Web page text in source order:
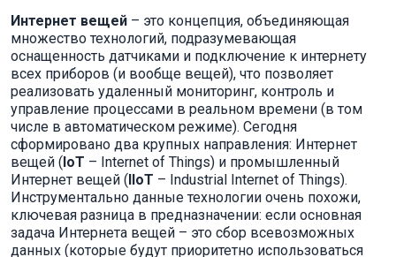
Интернет вещей – это концепция, объединяющая
множество технологий, подразумевающая
оснащенность датчиками и подключение к интернету
всех приборов (и вообще вещей), что позволяет
реализовать удаленный мониторинг, контроль и
управление процессами в реальном времени (в том
числе в автоматическом режиме). Сегодня
сформировано два крупных направления: Интернет
вещей (IoT – Internet of Things) и промышленный
Интернет вещей (IIoT – Industrial Internet of Things).
Инструментально данные технологии очень похожи,
ключевая разница в предназначении: если основная
задача Интернета вещей – это сбор всевозможных
данных (которые будут приоритетно использоваться